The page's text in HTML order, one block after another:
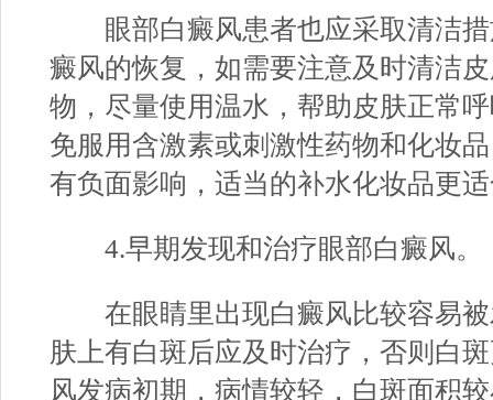
眼部白癜风患者也应采取清洁措
癜风的恢复，如需要注意及时清洁
物，尽量使用温水，帮助皮肤正常
免服用含激素或刺激性药物和化妆
有负面影响，适当的补水化妆品更
4.早期发现和治疗眼部白癜风。
在眼睛里出现白癜风比较容易被
肤上有白斑后应及时治疗，否则白
风发病初期，病情较轻，白斑面积